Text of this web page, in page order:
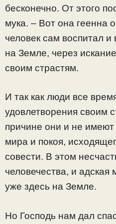
бесконечно. От этого
мука. – Вот она геенна
человек сам воспитал и
на Земле, через
своим страстям.
И так как люди все
удовлетворения своим
причине они и не
мира и покоя,
совести. В этом
человечества, и
уже здесь на Земле.
Но Господь нам дал